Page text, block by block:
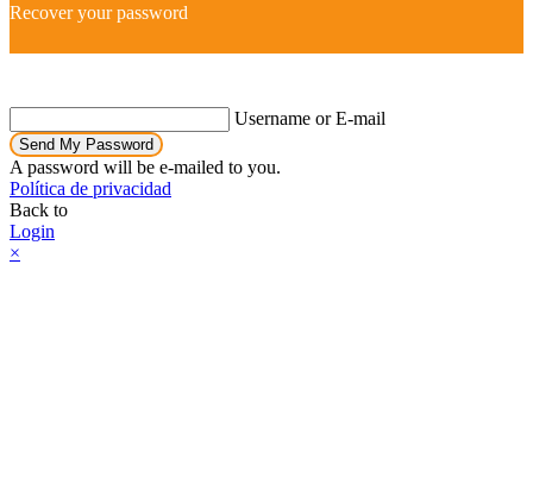
Recover your password
Username or E-mail
Send My Password
A password will be e-mailed to you.
Política de privacidad
Back to
Login
×